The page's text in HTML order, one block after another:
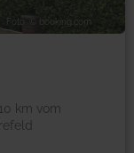
Foto: © booking.com
km vom